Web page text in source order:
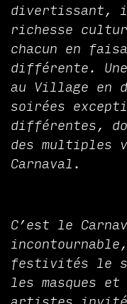
divertissant,
richesse
chacun en
différente.
au Village en
soirées
différentes,
des multiples
Carnaval.
C’est le
festivités le
les masques